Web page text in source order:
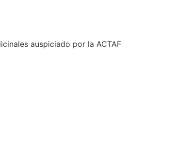
auspiciado por la ACTAF